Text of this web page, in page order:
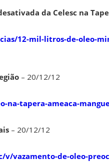
da Celesc na
12-mil-litros-de-oleo-
– 20/12/12
tapera-ameaca-
– 20/12/12
vazamento-de-oleo-